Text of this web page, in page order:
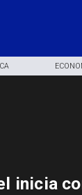
inicia